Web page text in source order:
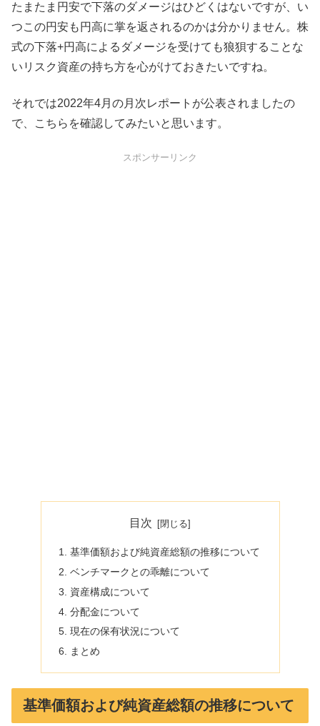
たまたま円安で下落のダメージはひどくはないですが、い
つこの円安も円高に掌を返されるのかは分かりません。株
式の下落+円高によるダメージを受けても狼狽することな
いリスク資産の持ち方を心がけておきたいですね。
それでは2022年4月の月次レポートが公表されましたの
で、こちらを確認してみたいと思います。
スポンサーリンク
目次
基準価額および純資産総額の推移について
ベンチマークとの乖離について
資産構成について
分配金について
現在の保有状況について
まとめ
基準価額および純資産総額の推移について